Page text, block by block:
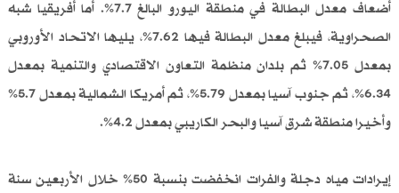
أضعاف معدل البطالة في منطقة اليورو البالغ 7.7%. أما أفريقيا شبه
الصحراوية، فيبلغ معدل البطالة فيها 7.62%، يليها الاتحاد الأوروبي
بمعدل 7.05% ثم بلدان منظمة التعاون الاقتصادي والتنمية بمعدل
6.34%، ثم جنوب آسيا بمعدل 5.79%، ثم أمريكا الشمالية بمعدل 5.7%
وأخيرا منطقة شرق آسيا والبحر الكاريبي بمعدل 4.2%.
إيرادات مياه دجلة والفرات انخفضت بنسبة 50% خلال الأربعين سنة